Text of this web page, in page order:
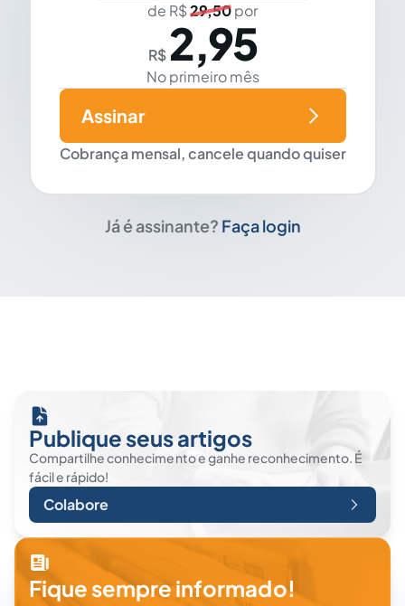
de R$29,50por
R$ 2,95
No primeiro mês
Cobrança mensal, cancele quando quiser
Assinar
Já é assinante? Faça login
Publique seus artigos
Compartilhe conhecimento e ganhe reconhecimento. É
fácil e rápido!
Colabore
Fique sempre informado!